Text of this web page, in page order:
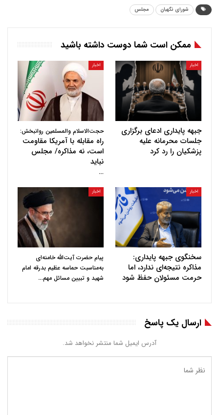
شورای نگهبان مجلس
ممکن است شما دوست داشته باشید
اخبار
جبهه پایداری ادعای برگزاری
جلسات محرمانه علیه
پزشکیان را رد کرد
اخبار
حجت‌الاسلام والمسلمین روانبخش:
راه مقابله با آمریکا مقاومت
است، نه مذاکره/ مجلس
نباید
…
اخبار
سخنگوی جبهه پایداری:
مذاکره نتیجه‌ای ندارد، اما
حرمت مسئولان حفظ شود
اخبار
پیام حضرت آیت‌الله خامنه‌ای
به‌مناسبت حماسه عظیم بدرقه امام
شهید و تبیین مسائل مهم…
ارسال یک پاسخ
آدرس ایمیل شما منتشر نخواهد شد.